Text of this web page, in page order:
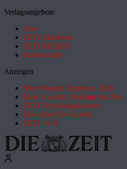
Verlagsangebote
Abo
ZEIT Akademie
ZEIT REISEN
Partnersuche
Anzeigen
Most Wanted Employer 2026
How it works: Studium und Job
ZEIT Forschungskosmos
Deutsches Schulportal
ZEIT für X